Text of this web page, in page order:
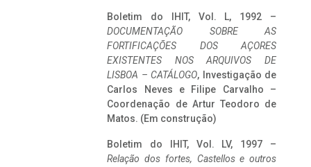
Boletim do IHIT, Vol. L, 1992 –
DOCUMENTAÇÃO SOBRE AS
FORTIFICAÇÕES DOS AÇORES
EXISTENTES NOS ARQUIVOS DE
LISBOA – CATÁLOGO, Investigação de
Carlos Neves e Filipe Carvalho –
Coordenação de Artur Teodoro de
Matos. (Em construção)
Boletim do IHIT, Vol. LV, 1997 –
Relação dos fortes, Castellos e outros